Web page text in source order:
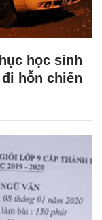
học sinh
hỗn chiến